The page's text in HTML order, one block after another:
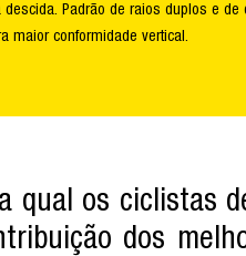
descida. Padrão de raios duplos e de
maior conformidade vertical.
qual os ciclistas
dos